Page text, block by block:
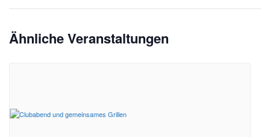
Ähnliche Veranstaltungen